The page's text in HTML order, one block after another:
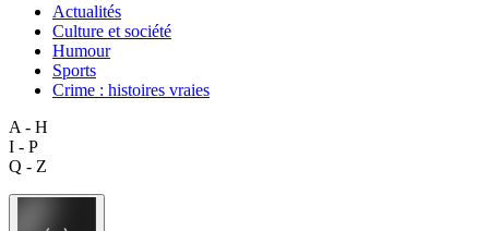
Actualités
Culture et société
Humour
Sports
Crime : histoires vraies
A - H
I - P
Q - Z